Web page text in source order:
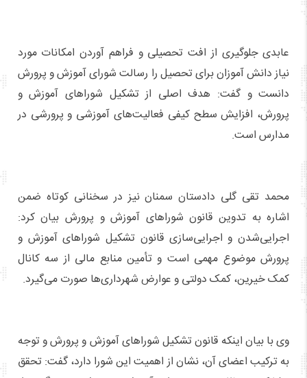
عابدی جلوگیری از افت تحصیلی و فراهم آوردن امکانات مورد
نیاز دانش آموزان برای تحصیل را رسالت شورای آموزش و پرورش
دانست و گفت: هدف اصلی از تشکیل شوراهای آموزش و
پرورش، افزایش سطح کیفی فعالیت‌های آموزشی و پرورشی در
مدارس است.
محمد تقی گلی دادستان سمنان نیز در سخنانی کوتاه ضمن
اشاره به تدوین قانون شوراهای آموزش و پرورش بیان کرد:
اجرایی‌شدن و اجرایی‌سازی قانون تشکیل شوراهای آموزش و
پرورش موضوع مهمی است و تأمین منابع مالی از سه کانال
کمک خیرین، کمک دولتی و عوارض شهرداری‌ها صورت می‌گیرد.
وی با بیان اینکه قانون تشکیل شوراهای آموزش و پرورش و توجه
به ترکیب اعضای آن، نشان از اهمیت این شورا دارد، گفت: تحقق